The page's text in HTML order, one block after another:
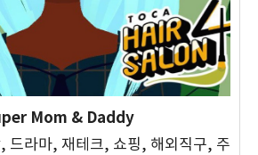
Mom & Daddy
드라마, 재테크, 쇼핑, 해외직구, 주